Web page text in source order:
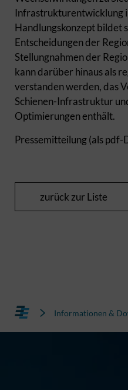
Infrastrukturentwicklung
Handlungskonzept bildet
Entscheidungen der
Stellungnahmen der
kann darüber hinaus als
verstanden werden, das
Schienen-Infrastruktur
Optimierungen enthält.
Pressemitteilung (als pdf-
zurück zur Liste
Informationen &